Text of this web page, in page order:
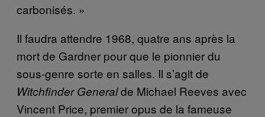
carbonisés. »
Il faudra attendre 1968, quatre ans après la
mort de Gardner pour que le pionnier du
sous-genre sorte en salles. Il s’agit de
Witchfinder Generalde Michael Reeves avec
Vincent Price, premier opus de la fameuse